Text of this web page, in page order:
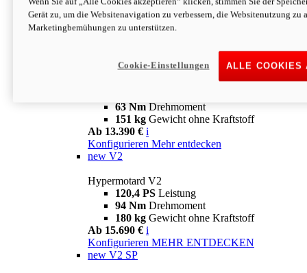
63 NmDrehmoment
151 kgGewicht ohne Kraftstoff
Ab 13.890 € i
63 Nm Drehmoment
151 kg Gewicht ohne Kraftstoff
Ab 13.390 € i
Konfigurieren Mehr entdecken
new V2
Hypermotard V2
120,4 PS Leistung
94 Nm Drehmoment
180 kg Gewicht ohne Kraftstoff
Ab 15.690 € i
Konfigurieren MEHR ENTDECKEN
new V2 SP
Gerät zu, um die Websitenavigation zu verbessern, die Websitenutzung zu
Marketingbemühungen zu unterstützen.
ALLE COOKIES
Cookie-Einstellungen